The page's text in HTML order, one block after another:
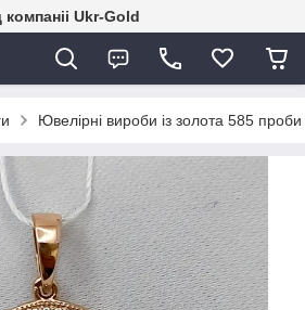
Ukr-Gold
Ювелірні вироби із золота 585 проби